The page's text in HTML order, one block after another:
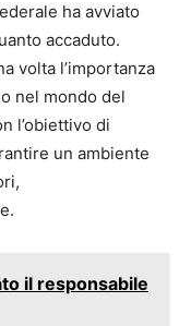
ha avviato
accaduto.
volta l’importanza
nel mondo del
l’obiettivo di
un ambiente
il responsabile